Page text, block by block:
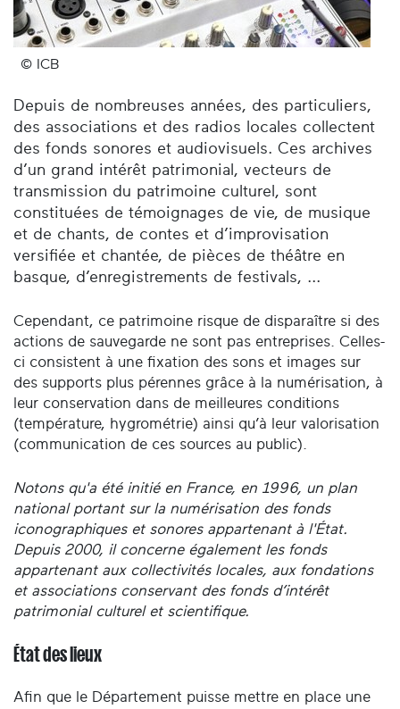
© ICB
Depuis de nombreuses années, des particuliers,
des associations et des radios locales collectent
des fonds sonores et audiovisuels. Ces archives
d’un grand intérêt patrimonial, vecteurs de
transmission du patrimoine culturel, sont
constituées de témoignages de vie, de musique
et de chants, de contes et d’improvisation
versifiée et chantée, de pièces de théâtre en
basque, d’enregistrements de festivals, ...
Cependant, ce patrimoine risque de disparaître si des
actions de sauvegarde ne sont pas entreprises. Celles-
ci consistent à une fixation des sons et images sur
des supports plus pérennes grâce à la numérisation, à
leur conservation dans de meilleures conditions
(température, hygrométrie) ainsi qu’à leur valorisation
(communication de ces sources au public).
Notons qu'a été initié en France, en 1996, un plan
national portant sur la numérisation des fonds
iconographiques et sonores appartenant à l'État.
Depuis 2000, il concerne également les fonds
appartenant aux collectivités locales, aux fondations
et associations conservant des fonds d’intérêt
patrimonial culturel et scientifique.
État des lieux
Afin que le Département puisse mettre en place une